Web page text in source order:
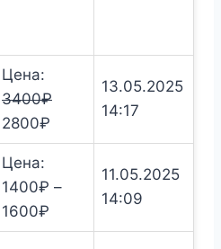
Цена:
3400₽
Первоначальная
цена
составляла
3400₽.
2800₽ Текущая
цена:
13.05.2025
14:17
Цена:
1400₽ –
1600₽ Диапазон
цен:
11.05.2025
14:09